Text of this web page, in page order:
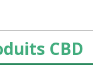
CBD